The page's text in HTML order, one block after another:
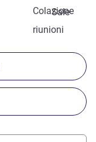
Colazione
Sale
riunioni